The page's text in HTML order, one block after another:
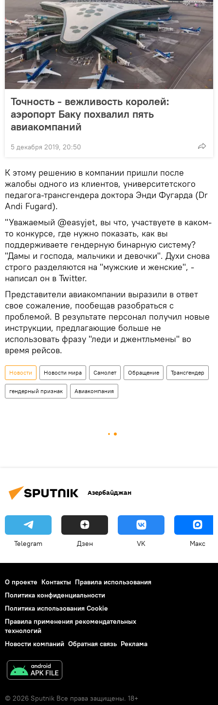
Точность - вежливость королей:
аэропорт Баку похвалил пять
авиакомпаний
5 декабря 2019, 20:50
К этому решению в компании пришли после
жалобы одного из клиентов, университетского
педагога-трансгендера доктора Энди Фугарда (Dr
Andi Fugard).
"Уважаемый @easyjet, вы что, участвуете в каком-
то конкурсе, где нужно показать, как вы
поддерживаете гендерную бинарную систему?
"Дамы и господа, мальчики и девочки". Духи снова
строго разделяются на "мужские и женские", -
написал он в Twitter.
Представители авиакомпании выразили в ответ
свое сожаление, пообещав разобраться с
проблемой. В результате персонал получил новые
инструкции, предлагающие больше не
использовать фразу "леди и джентльмены" во
время рейсов.
Новости Новости мира Самолет Обращение Трансгендер
гендерный признак Авиакомпания
Азербайджан
Telegram Дзен VK Макс
О проекте Контакты Правила использования
Политика конфиденциальности
Политика использования Cookie
Правила применения рекомендательных
технологий
Новости компаний Обратная связь Реклама
© 2026 Sputnik Все права защищены. 18+